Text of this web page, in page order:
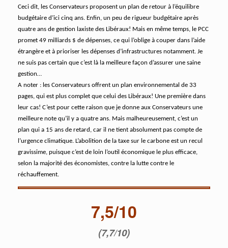
Ceci dit, les Conservateurs proposent un plan de retour à l’équilibre
budgétaire d’ici cinq ans. Enfin, un peu de rigueur budgétaire après
quatre ans de gestion laxiste des Libéraux! Mais en même temps, le PCC
promet 49 milliards $ de dépenses, ce qui l’oblige à couper dans l’aide
étrangère et à prioriser les dépenses d’infrastructures notamment. Je
ne suis pas certain que c’est là la meilleure façon d’assurer une saine
gestion…
A noter : les Conservateurs offrent un plan environnemental de 33
pages, qui est plus complet que celui des Libéraux! Une première dans
leur cas! C’est pour cette raison que je donne aux Conservateurs une
meilleure note qu’il y a quatre ans. Mais malheureusement, c’est un
plan qui a 15 ans de retard, car il ne tient absolument pas compte de
l’urgence climatique. L’abolition de la taxe sur le carbone est un recul
gravissime, puisque c’est de loin l’outil économique le plus efficace,
selon la majorité des économistes, contre la lutte contre le
réchauffement.
7,5/10
(7,7/10)